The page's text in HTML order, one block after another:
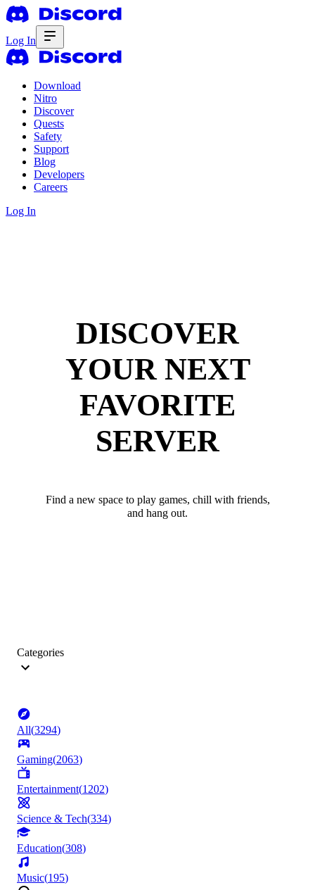
Log In
Download
Nitro
Discover
Quests
Safety
Support
Blog
Developers
Careers
Log In
DISCOVER
YOUR NEXT
FAVORITE
SERVER
Find a new space to play games, chill with friends,
and hang out.
Categories
All(3294)
Gaming(2063)
Entertainment(1202)
Science & Tech(334)
Education(308)
Music(195)